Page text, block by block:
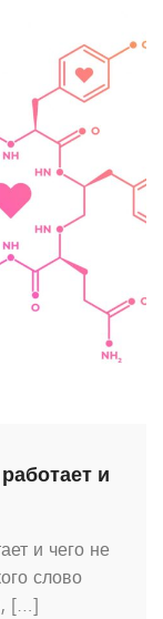
и
и чего не
слово
[…]